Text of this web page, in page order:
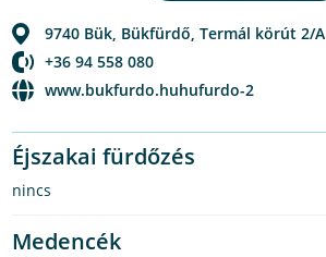
9740 Bük, Bükfürdő ,Termál körút 2/A
+36 94 558 080
www.bukfurdo.huhufurdo-2
Éjszakai fürdőzés
nincs
Medencék